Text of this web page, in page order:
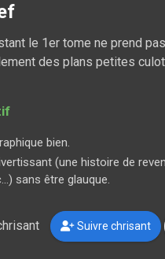
le 1er tome ne prend
des plans petites
bien.
(une histoire de
sans être glauque.
Suivre chrisant